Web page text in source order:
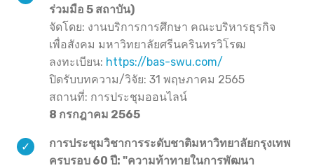
ร่วมมือ 5 สถาบัน)
จัดโดย: งานบริการการศึกษา คณะบริหารธุรกิจ
เพื่อสังคม มหาวิทยาลัยศรีนครินทรวิโรฒ
ลงทะเบียน: https://bas-swu.com/
ปิดรับบทความ/วิจัย: 31 พฤษภาคม 2565
สถานที่: การประชุมออนไลน์
8 กรกฎาคม 2565
การประชุมวิชาการระดับชาติมหาวิทยาลัยกรุงเทพ
ครบรอบ 60 ปี: "ความท้าทายในการพัฒนา